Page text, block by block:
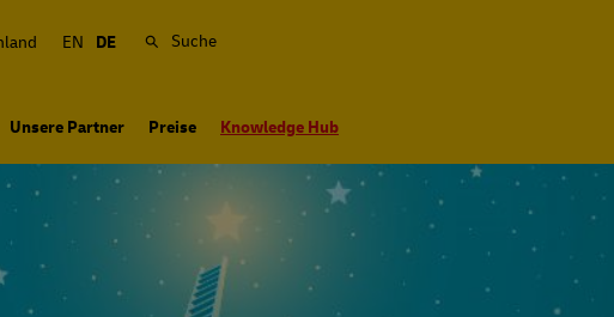
EN DE Suche
Unsere Partner Preise Knowledge Hub